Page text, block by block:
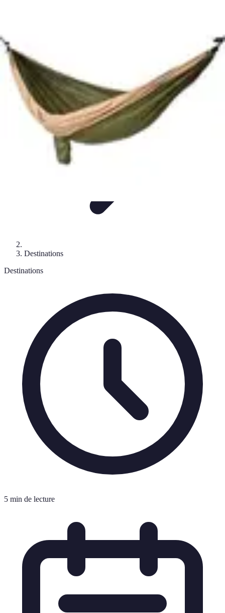
Destinations
Destinations
5 min de lecture